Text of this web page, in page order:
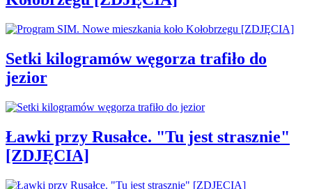
Setki kilogramów węgorza trafiło do
jezior
Ławki przy Rusałce. "Tu jest strasznie"
[ZDJĘCIA]